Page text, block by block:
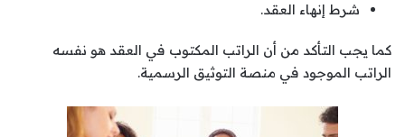
شرط إنهاء العقد.
كما يجب التأكد من أن الراتب المكتوب في العقد هو نفسه
الراتب الموجود في منصة التوثيق الرسمية.